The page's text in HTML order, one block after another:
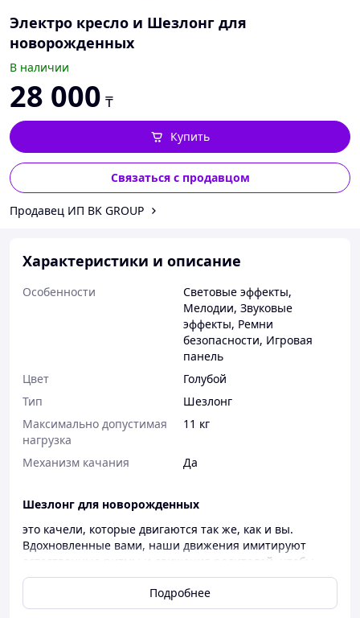
Электро кресло и Шезлонг для
новорожденных
В наличии
28 000 ₸
Купить
Связаться с продавцом
Продавец ИП BK GROUP
Характеристики и описание
Особенности Световые эффекты,
Мелодии, Звуковые
эффекты, Ремни
безопасности, Игровая
панель
Цвет
Голубой
Тип
Шезлонг
Максимально допустимая
нагрузка
11 кг
Механизм качания Да
Шезлонг для новорожденных
это качели, которые двигаются так же, как и вы.
Вдохновленные вами, наши движения имитируют
естественные ритмы и движения родителей, чтобы
стать наиболее привычным местом для безопасного
укладывания вашего ребенка, когда он не может быть
на ваших руках. Благодаря пяти успокаивающим
Подробнее